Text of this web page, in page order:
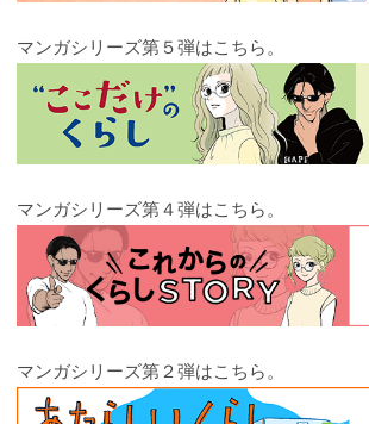
マンガシリーズ第５弾はこちら。
マンガシリーズ第４弾はこちら。
マンガシリーズ第２弾はこちら。